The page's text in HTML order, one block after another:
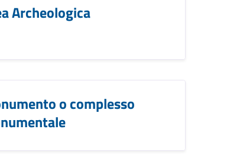
Archeologica
o complesso